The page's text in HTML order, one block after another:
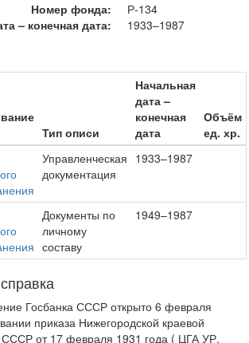
Номер фонда:
Р-134
– конечная дата:
1933–1987
Тип описи
Начальная
дата –
конечная
дата
Объём
ед. хр.
Управленческая
документация
1933–1987
Документы по
личному
составу
1949–1987
Госбанка СССР открыто 6 февраля
приказа Нижегородской краевой
СССР от 17 февраля 1931 года ( ЦГА УР,